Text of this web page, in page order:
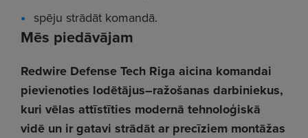
Mēs piedāvājam
Redwire Defense Tech Riga aicina komandai
pievienoties lodētājus–ražošanas darbiniekus,
kuri vēlas attīstīties modernā tehnoloģiskā
vidē un ir gatavi strādāt ar precīziem montāžas
spēju strādāt komandā.